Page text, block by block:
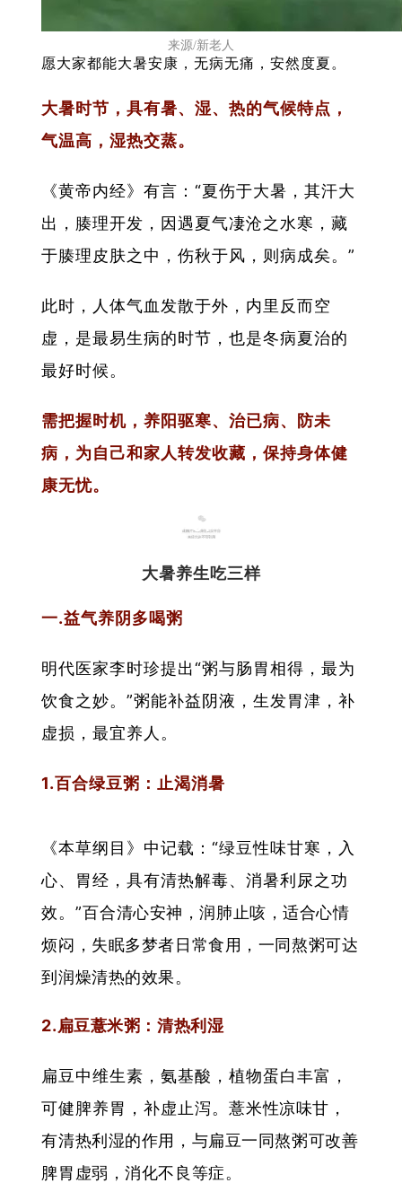
来源/新老人
愿大家都能大暑安康，无病无痛，安然度夏。
大暑时节，具有暑、湿、热的气候特点，
气温高，湿热交蒸。
《黄帝内经》有言：“夏伤于大暑，其汗大
出，腠理开发，因遇夏气凄沧之水寒，藏
于腠理皮肤之中，伤秋于风，则病成矣。”
此时，人体气血发散于外，内里反而空
虚，是最易生病的时节，也是冬病夏治的
最好时候。
需把握时机，养阳驱寒、治已病、防未
病，为自己和家人转发收藏，保持身体健
康无忧。
01
大暑养生吃三样
一.益气养阴多喝粥
明代医家李时珍提出“粥与肠胃相得，最为
饮食之妙。”粥能补益阴液，生发胃津，补
虚损，最宜养人。
1.百合绿豆粥：止渴消暑
《本草纲目》中记载：“绿豆性味甘寒，入
心、胃经，具有清热解毒、消暑利尿之功
效。”百合清心安神，润肺止咳，适合心情
烦闷，失眠多梦者日常食用，一同熬粥可达
到润燥清热的效果。
2.扁豆薏米粥：清热利湿
扁豆中维生素，氨基酸，植物蛋白丰富，
可健脾养胃，补虚止泻。薏米性凉味甘，
有清热利湿的作用，与扁豆一同熬粥可改善
脾胃虚弱，消化不良等症。